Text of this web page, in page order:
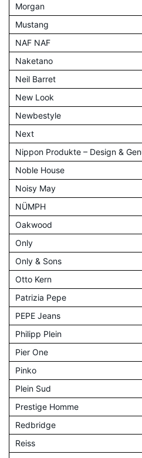
Morgan
Mustang
NAF NAF
Naketano
Neil Barret
New Look
Newbestyle
Next
Nippon Produkte – Design &
Noble House
Noisy May
NÜMPH
Oakwood
Only
Only & Sons
Otto Kern
Patrizia Pepe
PEPE Jeans
Philipp Plein
Pier One
Pinko
Plein Sud
Prestige Homme
Redbridge
Reiss